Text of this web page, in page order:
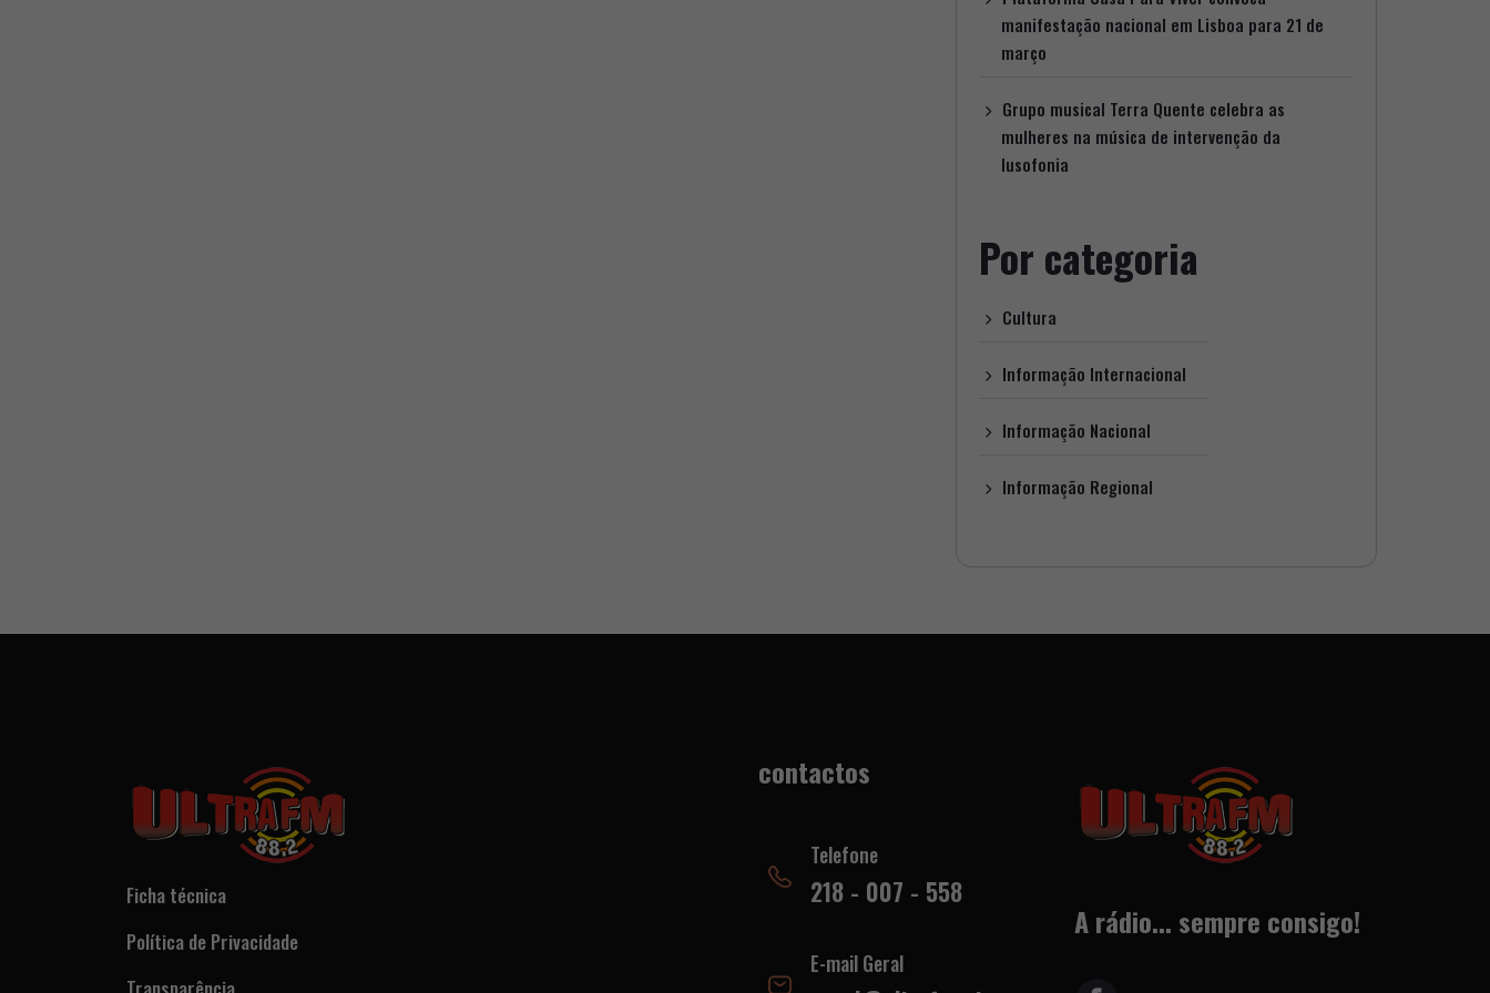
manifestação nacional em Lisboa para 21 de
março
Grupo musical Terra Quente celebra as
mulheres na música de intervenção da
lusofonia
Por categoria
Cultura
Informação Internacional
Informação Nacional
Informação Regional
Ficha técnica
Política de Privacidade
contactos
Telefone
218 - 007 - 558
E-mail Geral
A rádio... sempre consigo!